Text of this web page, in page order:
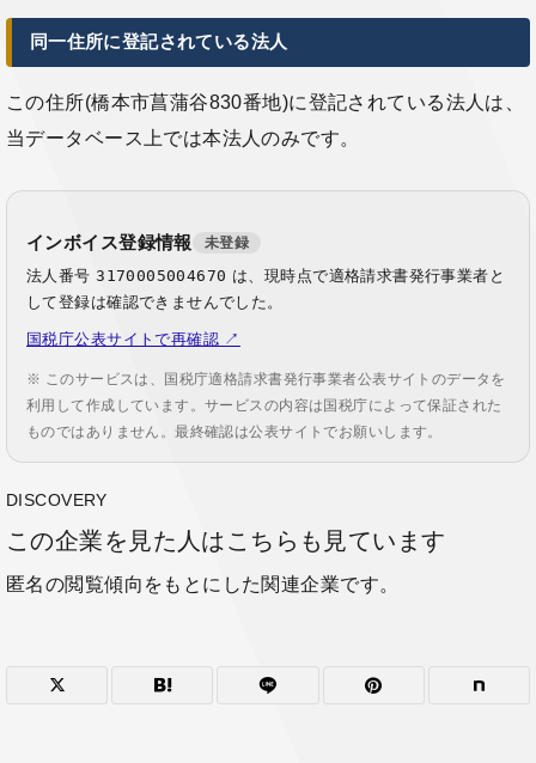
同一住所に登記されている法人
この住所(橋本市菖蒲谷830番地)に登記されている法人は、
当データベース上では本法人のみです。
インボイス登録情報 未登録
法人番号3170005004670 は、現時点で適格請求書発行事業者と
して登録は確認できませんでした。
国税庁公表サイトで再確認 ↗
※ このサービスは、国税庁適格請求書発行事業者公表サイトのデータを
利用して作成しています。サービスの内容は国税庁によって保証された
ものではありません。最終確認は公表サイトでお願いします。
DISCOVERY
この企業を見た人はこちらも見ています
匿名の閲覧傾向をもとにした関連企業です。